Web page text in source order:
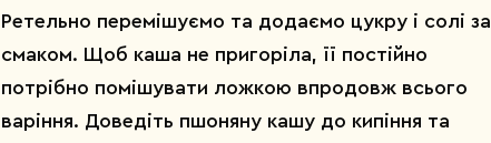
Ретельно перемішуємо та додаємо цукру і солі за
смаком. Щоб каша не пригоріла, її постійно
потрібно помішувати ложкою впродовж всього
варіння. Доведіть пшоняну кашу до кипіння та